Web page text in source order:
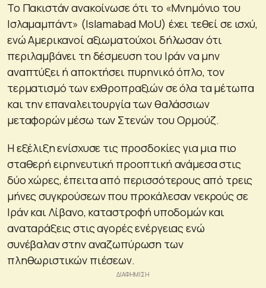
Το Πακιστάν ανακοίνωσε ότι το «Μνημόνιο του
Ισλαμαμπάντ» (Islamabad MoU) έχει τεθεί σε ισχύ,
ενώ Αμερικανοί αξιωματούχοι δήλωσαν ότι
περιλαμβάνει τη δέσμευση του Ιράν να μην
αναπτύξει ή αποκτήσει πυρηνικό όπλο, τον
τερματισμό των εχθροπραξιών σε όλα τα μέτωπα
και την επαναλειτουργία των θαλάσσιων
μεταφορών μέσω των Στενών του Ορμούζ.
Η εξέλιξη ενίσχυσε τις προσδοκίες για μια πιο
σταθερή ειρηνευτική προοπτική ανάμεσα στις
δύο χώρες, έπειτα από περισσότερους από τρεις
μήνες συγκρούσεων που προκάλεσαν νεκρούς σε
Ιράν και Λίβανο, καταστροφή υποδομών και
αναταράξεις στις αγορές ενέργειας ενώ
συνέβαλαν στην αναζωπύρωση των
πληθωριστικών πιέσεων.